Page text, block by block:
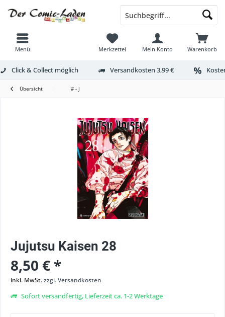
Menü Warenkorb
Merkzettel Mein Konto
Click & Collect möglich Versandkosten 3,99 €
Übersicht # - J
Jujutsu Kaisen 28
8,50 € *
inkl. MwSt.zzgl. Versandkosten
Sofort versandfertig, Lieferzeit ca. 1-2 Werktage